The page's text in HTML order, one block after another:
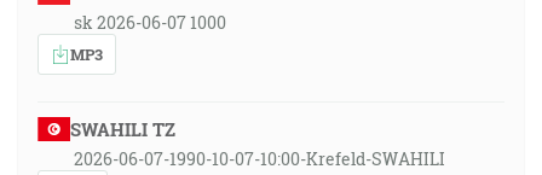
sk 2026-06-07 1000
MP3
SWAHILI TZ
2026-06-07-1990-10-07-10:00-Krefeld-SWAHILI